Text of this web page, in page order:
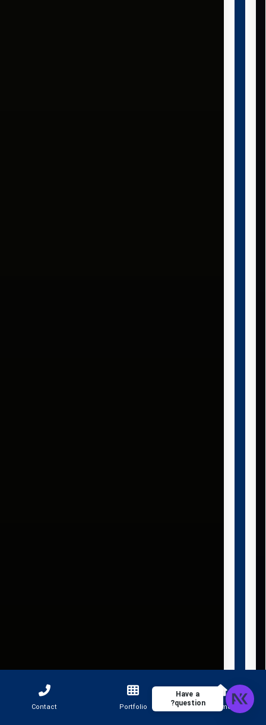
Home
Portfolio
Contact
Have a
question?